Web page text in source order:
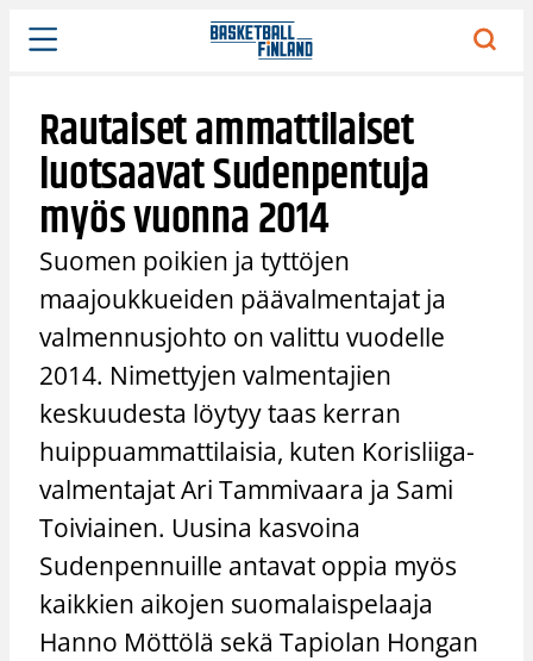
Siirry
sisältöön
Rautaiset ammattilaiset
luotsaavat Sudenpentuja
myös vuonna 2014
Suomen poikien ja tyttöjen
maajoukkueiden päävalmentajat ja
valmennusjohto on valittu vuodelle
2014. Nimettyjen valmentajien
keskuudesta löytyy taas kerran
huippuammattilaisia, kuten Korisliiga-
valmentajat Ari Tammivaara ja Sami
Toiviainen. Uusina kasvoina
Sudenpennuille antavat oppia myös
kaikkien aikojen suomalaispelaaja
Hanno Möttölä sekä Tapiolan Hongan